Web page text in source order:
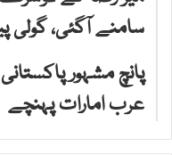
سامنے آگئی،
پانچ مشہور
عرب امارات پہنچے